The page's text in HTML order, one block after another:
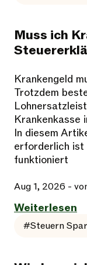
Muss ich
Krankengeld
Trotzdem
Krankenkasse
In diesem
erforderlich ist
funktioniert
Aug 1, 2026 -
Weiterlesen
#Steuern